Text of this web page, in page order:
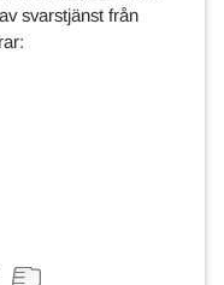
svarstjänst från